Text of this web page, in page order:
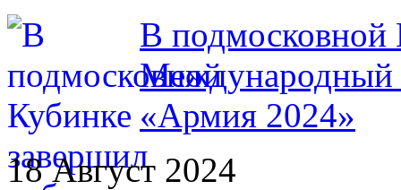
В подмосковной
Международный
«Армия 2024»
18 Август 2024